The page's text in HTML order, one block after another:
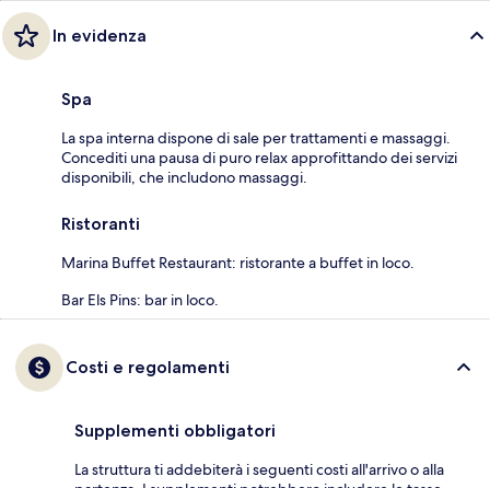
In evidenza
Spa
La spa interna dispone di sale per trattamenti e massaggi.
Concediti una pausa di puro relax approfittando dei servizi
disponibili, che includono massaggi.
Ristoranti
Marina Buffet Restaurant: ristorante a buffet in loco.
Bar Els Pins: bar in loco.
Costi e regolamenti
Supplementi obbligatori
La struttura ti addebiterà i seguenti costi all'arrivo o alla